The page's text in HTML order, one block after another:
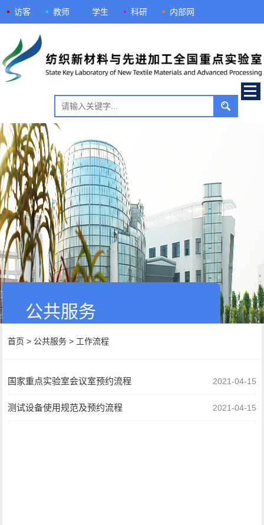
访客 教师 学生 科研 内部网
公共服务
首页 > 公共服务 > 工作流程
国家重点实验室会议室预约流程 2021-04-15
测试设备使用规范及预约流程 2021-04-15